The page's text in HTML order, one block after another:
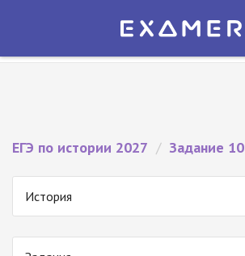
Экзамер — ЕГЭ 2027
ЕГЭ по истории 2027 / Задание 10
История